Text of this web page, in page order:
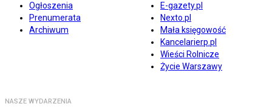
Ogłoszenia
Prenumerata
Archiwum
E-gazety.pl
Nexto.pl
Mała księgowość
Kancelarierp.pl
Wieści Rolnicze
Życie Warszawy
NASZE WYDARZENIA